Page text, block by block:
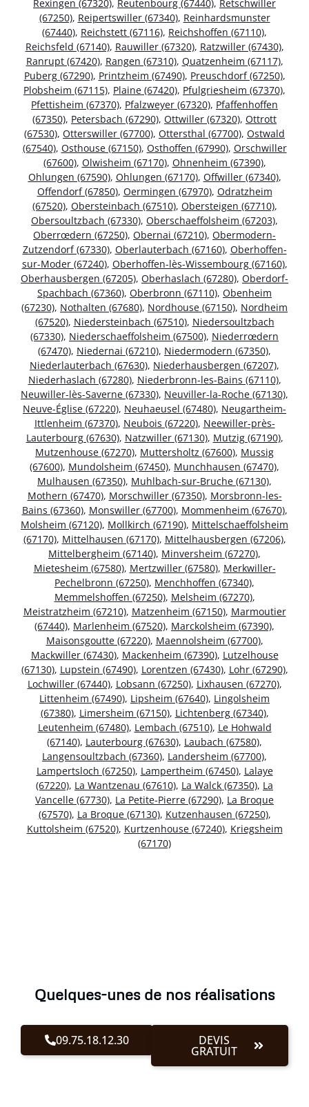
Rexingen (67320), Reutenbourg (67440), Retschwiller
(67250), Reipertswiller (67340), Reinhardsmunster
(67440), Reichstett (67116), Reichshoffen (67110),
Reichsfeld (67140), Rauwiller (67320), Ratzwiller (67430),
Ranrupt (67420), Rangen (67310), Quatzenheim (67117),
Puberg (67290), Printzheim (67490), Preuschdorf (67250),
Plobsheim (67115), Plaine (67420), Pfulgriesheim (67370),
Pfettisheim (67370), Pfalzweyer (67320), Pfaffenhoffen
(67350), Petersbach (67290), Ottwiller (67320), Ottrott
(67530), Otterswiller (67700), Ottersthal (67700), Ostwald
(67540), Osthouse (67150), Osthoffen (67990), Orschwiller
(67600), Olwisheim (67170), Ohnenheim (67390),
Ohlungen (67590), Ohlungen (67170), Offwiller (67340),
Offendorf (67850), Oermingen (67970), Odratzheim
(67520), Obersteinbach (67510), Obersteigen (67710),
Obersoultzbach (67330), Oberschaeffolsheim (67203),
Oberrœdern (67250), Obernai (67210), Obermodern-
Zutzendorf (67330), Oberlauterbach (67160), Oberhoffen-
sur-Moder (67240), Oberhoffen-lès-Wissembourg (67160),
Oberhausbergen (67205), Oberhaslach (67280), Oberdorf-
Spachbach (67360), Oberbronn (67110), Obenheim
(67230), Nothalten (67680), Nordhouse (67150), Nordheim
(67520), Niedersteinbach (67510), Niedersoultzbach
(67330), Niederschaeffolsheim (67500), Niederrœdern
(67470), Niedernai (67210), Niedermodern (67350),
Niederlauterbach (67630), Niederhausbergen (67207),
Niederhaslach (67280), Niederbronn-les-Bains (67110),
Neuwiller-lès-Saverne (67330), Neuviller-la-Roche (67130),
Neuve-Église (67220), Neuhaeusel (67480), Neugartheim-
Ittlenheim (67370), Neubois (67220), Neewiller-près-
Lauterbourg (67630), Natzwiller (67130), Mutzig (67190),
Mutzenhouse (67270), Muttersholtz (67600), Mussig
(67600), Mundolsheim (67450), Munchhausen (67470),
Mulhausen (67350), Muhlbach-sur-Bruche (67130),
Mothern (67470), Morschwiller (67350), Morsbronn-les-
Bains (67360), Monswiller (67700), Mommenheim (67670),
Molsheim (67120), Mollkirch (67190), Mittelschaeffolsheim
(67170), Mittelhausen (67170), Mittelhausbergen (67206),
Mittelbergheim (67140), Minversheim (67270),
Mietesheim (67580), Mertzwiller (67580), Merkwiller-
Pechelbronn (67250), Menchhoffen (67340),
Memmelshoffen (67250), Melsheim (67270),
Meistratzheim (67210), Matzenheim (67150), Marmoutier
(67440), Marlenheim (67520), Marckolsheim (67390),
Maisonsgoutte (67220), Maennolsheim (67700),
Mackwiller (67430), Mackenheim (67390), Lutzelhouse
(67130), Lupstein (67490), Lorentzen (67430), Lohr (67290),
Lochwiller (67440), Lobsann (67250), Lixhausen (67270),
Littenheim (67490), Lipsheim (67640), Lingolsheim
(67380), Limersheim (67150), Lichtenberg (67340),
Leutenheim (67480), Lembach (67510), Le Hohwald
(67140), Lauterbourg (67630), Laubach (67580),
Langensoultzbach (67360), Landersheim (67700),
Lampertsloch (67250), Lampertheim (67450), Lalaye
(67220), La Wantzenau (67610), La Walck (67350), La
Vancelle (67730), La Petite-Pierre (67290), La Broque
(67570), La Broque (67130), Kutzenhausen (67250),
Kuttolsheim (67520), Kurtzenhouse (67240), Kriegsheim
(67170)
Quelques-unes de nos réalisations
09.75.18.12.30 DEVIS
GRATUIT